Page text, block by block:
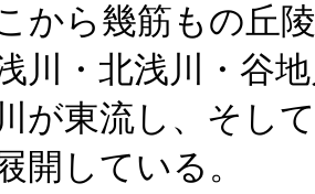
から幾筋もの丘
川・北浅川・谷
が東流し、そし
開している。